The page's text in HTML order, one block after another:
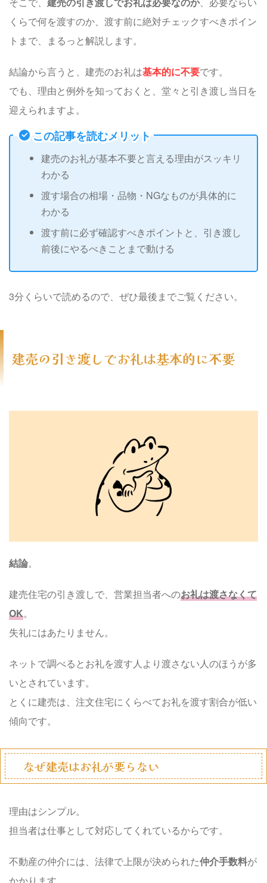
くらで何を渡すのか、渡す前に絶対チェックすべきポイン
トまで、まるっと解説します。
結論から言うと、建売のお礼は基本的に不要です。
でも、理由と例外を知っておくと、堂々と引き渡し当日を
迎えられますよ。
この記事を読むメリット
建売のお礼が基本不要と言える理由がスッキリ
わかる
渡す場合の相場・品物・NGなものが具体的に
わかる
渡す前に必ず確認すべきポイントと、引き渡し
前後にやるべきことまで動ける
3分くらいで読めるので、ぜひ最後までご覧ください。
建売の引き渡しでお礼は基本的に不要
結論。
建売住宅の引き渡しで、営業担当者へのお礼は渡さなくて
OK。
失礼にはあたりません。
ネットで調べるとお礼を渡す人より渡さない人のほうが多
いとされています。
とくに建売は、注文住宅にくらべてお礼を渡す割合が低い
傾向です。
なぜ建売はお礼が要らない
理由はシンプル。
担当者は仕事として対応してくれているからです。
不動産の仲介には、法律で上限が決められた仲介手数料が